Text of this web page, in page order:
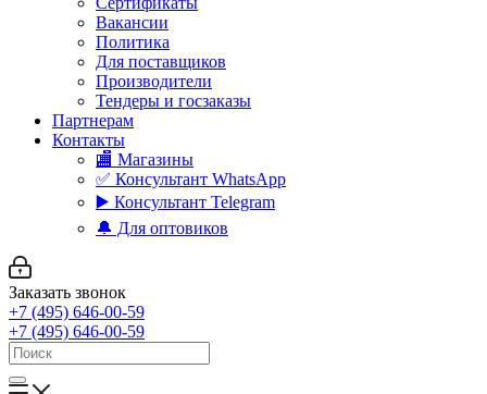
Вакансии
Политика
Для поставщиков
Производители
Тендеры и госзаказы
Партнерам
Контакты
🏬 Магазины
✅️ Консультант WhatsApp
▶️ Консультант Telegram
🔔 Для оптовиков
Заказать звонок
+7 (495) 646-00-59
+7 (495) 646-00-59